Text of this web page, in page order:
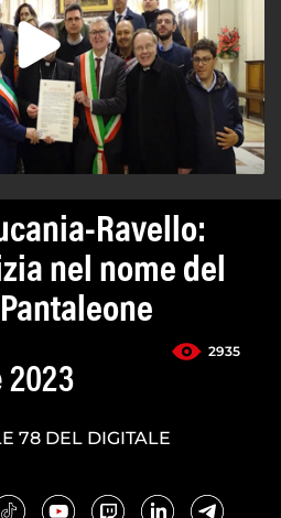
Ravello:
nel nome del
2935
2023
78 DEL DIGITALE